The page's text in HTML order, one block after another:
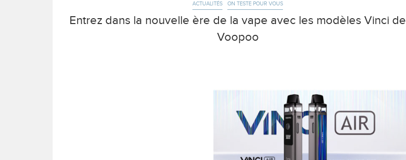
ACTUALITÉS ON TESTE POUR VOUS
Entrez dans la nouvelle ère de la vape avec les modèles Vinci de
Voopoo